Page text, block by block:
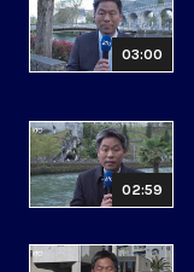
03:00
02:59